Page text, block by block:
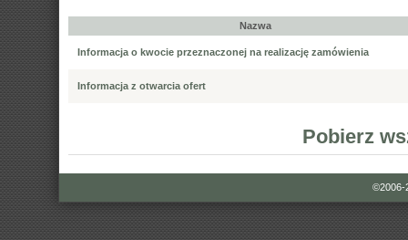
Nazwa
Informacja o kwocie przeznaczonej na realizację zamówienia
Informacja z otwarcia ofert
Pobierz
©2006-